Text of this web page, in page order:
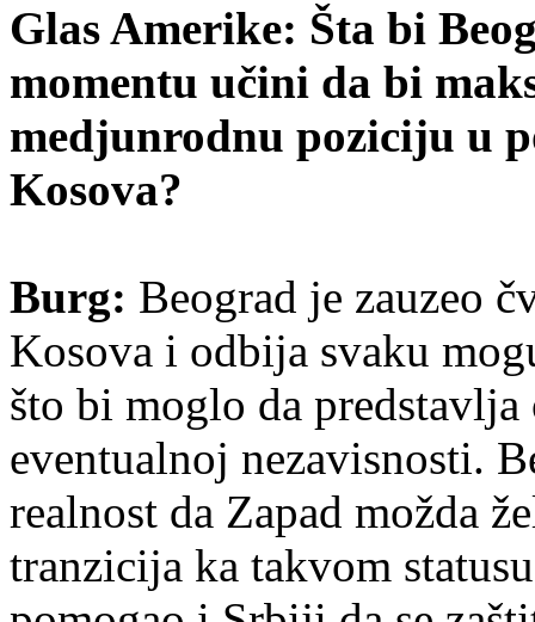
Glas Amerike: Šta bi
momentu učini da bi
medjunrodnu poziciju u
Kosova?
Burg: Beograd je zauzeo
Kosova i odbija svaku
što bi moglo da
eventualnoj nezavisnosti.
realnost da Zapad možda
tranzicija ka takvom